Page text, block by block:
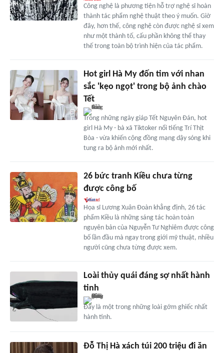
Công nghệ là phương tiện hỗ trợ nghệ sĩ hoàn
thành tác phẩm nghệ thuật theo ý muốn. Giờ
đây, hơn thế, công nghệ còn được nghệ sĩ xem
như một thành tố, cấu phần không thể thay
thế trong toàn bộ trình hiện của tác phẩm.
Hot girl Hà My đốn tim với nhan
sắc 'kẹo ngọt' trong bộ ảnh chào
Tết
Trong những ngày giáp Tết Nguyên Đán, hot
girl Hà My - bà xã Tiktoker nổi tiếng Trí Thịt
Bòa - vừa khiến cộng đồng mạng dậy sóng khi
tung ra bộ ảnh mới nhất.
26 bức tranh Kiều chưa từng
được công bố
Họa sĩ Lương Xuân Đoàn khẳng định, 26 tác
phẩm Kiều là những sáng tác hoàn toàn
nguyên bản của Nguyễn Tư Nghiêm được công
bố lần đầu mà ngay trong giới mỹ thuật, nhiều
người cũng chưa từng được xem.
Loài thủy quái đáng sợ nhất hành
tinh
Đây là một trong những loài gớm ghiếc nhất
hành tinh.
Đỗ Thị Hà xách túi 200 triệu đi ăn